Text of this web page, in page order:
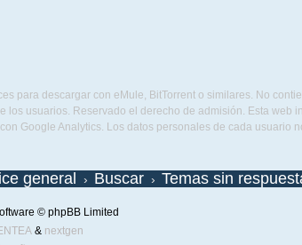
para descargar con eMule, BitTorrent o similares. No
los usuarios. Reservado el derecho de admisión. Esta
Google Analytics. Los datos personales de cada
general Buscar Temas sin
© phpBB Limited
& nextgen